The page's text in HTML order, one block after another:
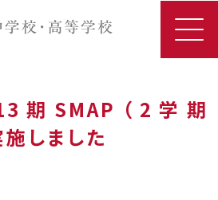
期SMAP（2学期
しました